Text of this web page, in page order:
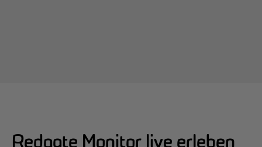
Redgate Monitor live erleben